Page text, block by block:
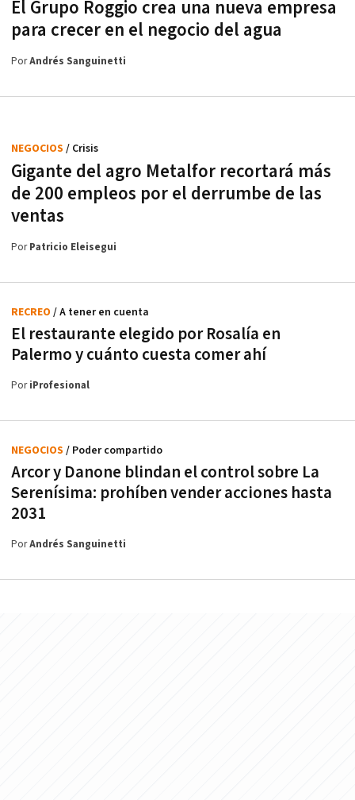
El Grupo Roggio crea una nueva empresa
para crecer en el negocio del agua
PorAndrés Sanguinetti
Gigante del agro Metalfor recortará más
de 200 empleos por el derrumbe de las
ventas
NEGOCIOS / Crisis
PorPatricio Eleisegui
El restaurante elegido por Rosalía en
Palermo y cuánto cuesta comer ahí
RECREO / A tener en cuenta
PoriProfesional
Arcor y Danone blindan el control sobre La
Serenísima: prohíben vender acciones hasta
2031
NEGOCIOS / Poder compartido
PorAndrés Sanguinetti